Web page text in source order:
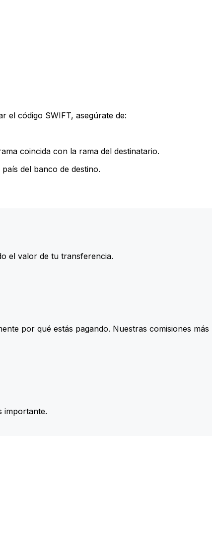
el código SWIFT, asegúrate de:
coincida con la rama del destinatario.
del banco de destino.
el valor de tu transferencia.
por qué estás pagando. Nuestras comisiones más
importante.